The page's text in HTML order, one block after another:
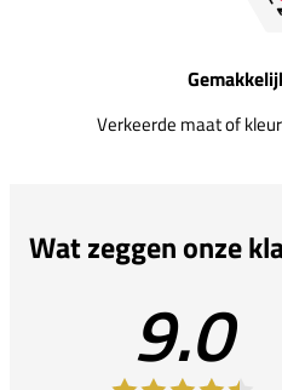
Verkeerde maat of
Wat zeggen onze
9.0